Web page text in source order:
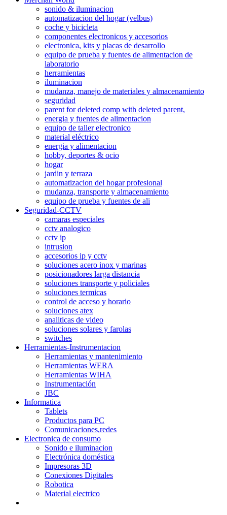
sonido & iluminacion
automatizacion del hogar (velbus)
coche y bicicleta
componentes electronicos y accesorios
electronica, kits y placas de desarrollo
equipo de prueba y fuentes de alimentacion de
laboratorio
herramientas
iluminacion
mudanza, manejo de materiales y almacenamiento
seguridad
parent for deleted comp with deleted parent,
energia y fuentes de alimentacion
equipo de taller electronico
material eléctrico
energia y alimentacion
hobby, deportes & ocio
hogar
jardin y terraza
automatizacion del hogar profesional
mudanza, transporte y almacenamiento
equipo de prueba y fuentes de ali
Seguridad-CCTV
camaras especiales
cctv analogico
cctv ip
intrusion
accesorios ip y cctv
soluciones acero inox y marinas
posicionadores larga distancia
soluciones transporte y policiales
soluciones termicas
control de acceso y horario
soluciones atex
analiticas de video
soluciones solares y farolas
switches
Herramientas-Instrumentacion
Herramientas y mantenimiento
Herramientas WERA
Herramientas WIHA
Instrumentación
JBC
Informatica
Tablets
Productos para PC
Comunicaciones,redes
Electronica de consumo
Sonido e iluminacion
Electrónica doméstica
Impresoras 3D
Conexiones Digitales
Robotica
Material electrico